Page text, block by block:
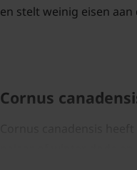
en stelt weinig eisen
Cornus